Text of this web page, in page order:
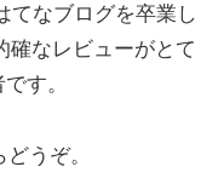
てなブログを卒業し
確なレビューがとて
す。
うぞ。